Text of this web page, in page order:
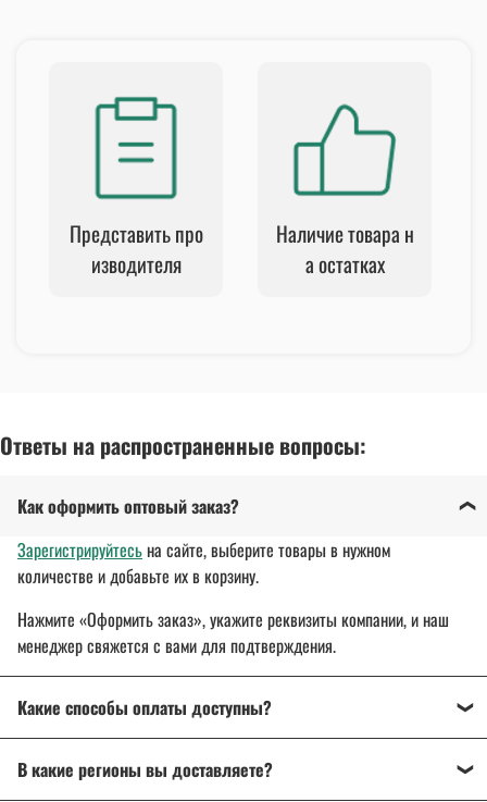
Представить про
изводителя
Наличие товара н
а остатках
Ответы на распространенные вопросы:
Как оформить оптовый заказ?
Зарегистрируйтесьна сайте, выберите товары в нужном
количестве и добавьте их в корзину.
Нажмите «Оформить заказ», укажите реквизиты компании, и наш
менеджер свяжется с вами для подтверждения.
Какие способы оплаты доступны?
расчетный счет организации.
В какие регионы вы доставляете?